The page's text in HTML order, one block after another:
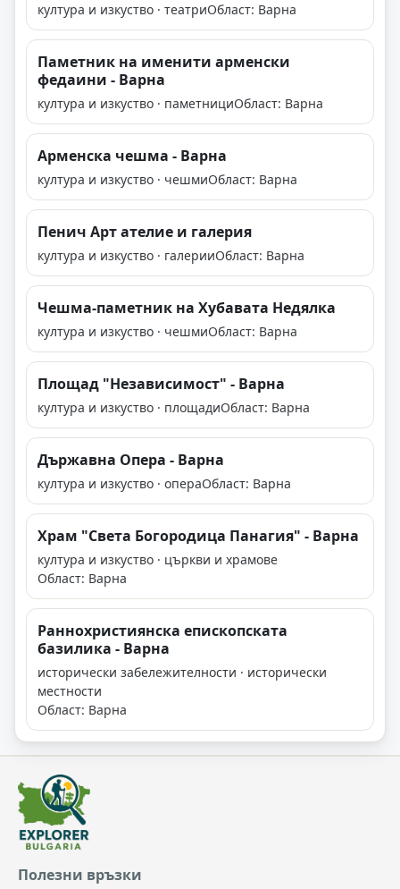
култура и изкуство · театриОбласт: Варна
Паметник на именити арменски
федаини - Варна
култура и изкуство · паметнициОбласт: Варна
Арменска чешма - Варна
култура и изкуство · чешмиОбласт: Варна
Пенич Арт ателие и галерия
култура и изкуство · галерииОбласт: Варна
Чешма-паметник на Хубавата Недялка
култура и изкуство · чешмиОбласт: Варна
Площад "Независимост" - Варна
култура и изкуство · площадиОбласт: Варна
Държавна Опера - Варна
култура и изкуство · операОбласт: Варна
Храм "Света Богородица Панагия" - Варна
култура и изкуство · църкви и храмове
Област: Варна
Раннохристиянска епископската
базилика - Варна
исторически забележителности · исторически
местности
Област: Варна
Полезни връзки